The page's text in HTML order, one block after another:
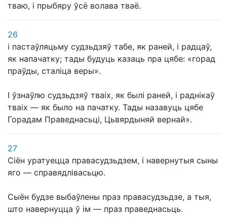
тваю, і прыбяру ўсё волава тваё.
26
і пастаўляцьму судзьдзяў табе, як раней, і радцаў,
як напачатку; тады будуць казаць пра цябе: «горад
праўды, сталіца веры».
І ўзнаўлю судзьдзяў тваіх, як былі раней, і раднікаў
тваіх — як было на пачатку. Тады назавуць цябе
Горадам Праведнасьці, Цьвярдыняй вернай».
27
Сіён уратуецца правасудзьдзем, і навернутыя сыны
яго — справядлівасьцю.
Сыён будзе выбаўлены праз правасудзьдзе, а тыя,
што навернуцца ў ім — праз праведнасьць.